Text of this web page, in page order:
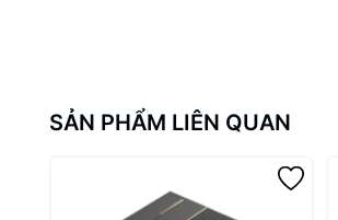
SẢN PHẨM LIÊN QUAN